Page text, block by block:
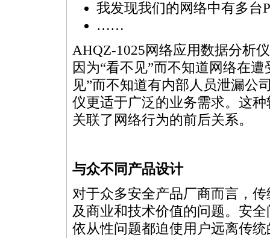
我发现我们的网络中有多台
……
AHQZ-1025网络应用数据分析
因为“看不见”而不知道网络在
见”而不知道有内部人员泄漏公
仪更适于广泛的业务需求。这
关联了网络行为的前后关系。
与众不同产品设计
对于众多安全产品厂商而言，
及商业和技术价值的问题。安
依从性问题都迫使用户远离传